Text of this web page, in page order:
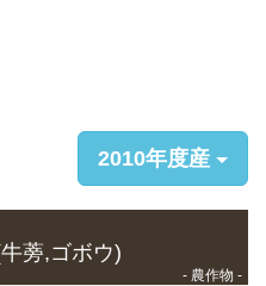
2010年度産
蒡,ゴボウ)
- 農作物 -